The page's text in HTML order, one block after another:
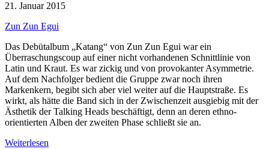
21. Januar 2015
Zun Zun Egui
Das Debütalbum „Katang“ von Zun Zun Egui war ein
Überraschungscoup auf einer nicht vorhandenen Schnittlinie von
Latin und Kraut. Es war zickig und von provokanter Asymmetrie.
Auf dem Nachfolger bedient die Gruppe zwar noch ihren
Markenkern, begibt sich aber viel weiter auf die Hauptstraße. Es
wirkt, als hätte die Band sich in der Zwischenzeit ausgiebig mit der
Ästhetik der Talking Heads beschäftigt, denn an deren ethno-
orientierten Alben der zweiten Phase schließt sie an.
Weiterlesen